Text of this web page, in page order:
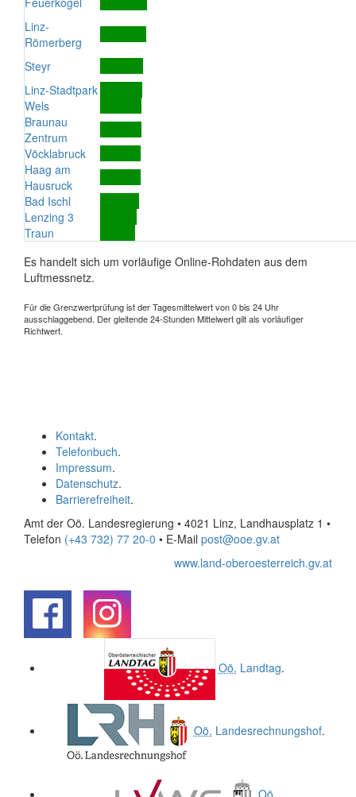
Linz-
Römerberg
Steyr
Linz-Stadtpark
Wels
Braunau
Zentrum
Vöcklabruck
Haag am
Hausruck
Bad Ischl
Lenzing 3
Traun
Es handelt sich um vorläufige Online-Rohdaten aus dem
Luftmessnetz.
Für die Grenzwertprüfung ist der Tagesmittelwert von 0 bis 24 Uhr
ausschlaggebend. Der gleitende 24-Stunden Mittelwert gilt als vorläufiger
Richtwert.
Kontakt.
Telefonbuch.
Impressum.
Datenschutz.
Barrierefreiheit.
Amt der Oö. Landesregierung • 4021 Linz, Landhausplatz 1 •
Telefon (+43 732) 77 20-0 • E-Mail post@ooe.gv.at
www.land-oberoesterreich.gv.at
Oö. Landtag.
Oö. Landesrechnungshof.
Oö.